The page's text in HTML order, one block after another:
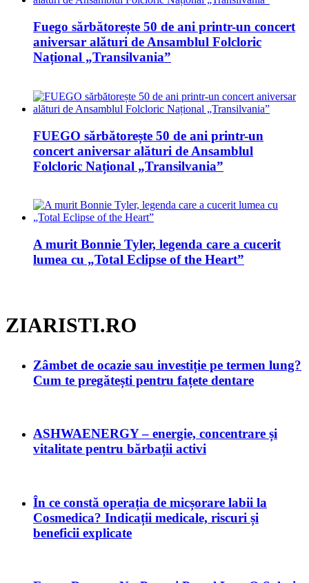
Fuego sărbătorește 50 de ani printr-un concert
aniversar alături de Ansamblul Folcloric
Național „Transilvania”
FUEGO sărbătorește 50 de ani printr-un
concert aniversar alături de Ansamblul
Folcloric Național „Transilvania”
A murit Bonnie Tyler, legenda care a cucerit
lumea cu „Total Eclipse of the Heart”
ZIARISTI.RO
Zâmbet de ocazie sau investiție pe termen lung?
Cum te pregătești pentru fațete dentare
ASHWAENERGY – energie, concentrare și
vitalitate pentru bărbații activi
În ce constă operația de micșorare labii la
Cosmedica? Indicații medicale, riscuri și
beneficii explicate